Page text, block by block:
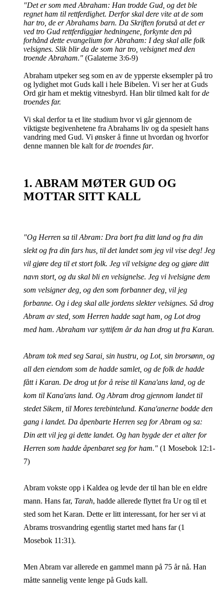
"Det er som med Abraham: Han trodde Gud, og det ble
regnet ham til rettferdighet. Derfor skal dere vite at de som
har tro, de er Abrahams barn. Da Skriften forutså at det er
ved tro Gud rettferdiggjør hedningene, forkynte den på
forhånd dette evangelium for Abraham: I deg skal alle folk
velsignes. Slik blir da de som har tro, velsignet med den
troende Abraham." (Galaterne 3:6-9)
Abraham utpeker seg som en av de ypperste eksempler på tro
og lydighet mot Guds kall i hele Bibelen. Vi ser her at Guds
Ord gir ham et mektig vitnesbyrd. Han blir tilmed kalt forde
troendes far.
Vi skal derfor ta et lite studium hvor vi går gjennom de
viktigste begivenhetene fra Abrahams liv og da spesielt hans
vandring med Gud. Vi ønsker å finne ut hvordan og hvorfor
denne mannen ble kalt forde troendes far.
1. ABRAM MØTER GUD OG
MOTTAR SITT KALL
"Og Herren sa til Abram: Dra bort fra ditt land og fra din
slekt og fra din fars hus, til det landet som jeg vil vise deg! Jeg
vil gjøre deg til et stort folk. Jeg vil velsigne deg og gjøre ditt
navn stort, og du skal bli en velsignelse. Jeg vi lvelsigne dem
som velsigner deg, og den som forbanner deg, vil jeg
forbanne. Og i deg skal alle jordens slekter velsignes. Så drog
Abram av sted, som Herren hadde sagt ham, og Lot drog
med ham. Abraham var syttifem år da han drog ut fra Karan.
Abram tok med seg Sarai, sin hustru, og Lot, sin brorsønn, og
all den eiendom som de hadde samlet, og de folk de hadde
fått i Karan. De drog ut for å reise til Kana'ans land, og de
kom til Kana'ans land. Og Abram drog gjennom landet til
stedet Sikem, til Mores terebintelund. Kana'anerne bodde den
gang i landet. Da åpenbarte Herren seg for Abram og sa:
Din ætt vil jeg gi dette landet. Og han bygde der et alter for
Herren som hadde åpenbaret seg for ham." (1 Mosebok 12:1-
7)
Abram vokste opp i Kaldea og levde der til han ble en eldre
mann. Hans far, Tarah, hadde allerede flyttet fra Ur og til et
sted som het Karan. Dette er litt interessant, for her ser vi at
Abrams trosvandring egentlig startet med hans far (1
Mosebok 11:31).
Men Abram var allerede en gammel mann på 75 år nå. Han
måtte sannelig vente lenge på Guds kall.